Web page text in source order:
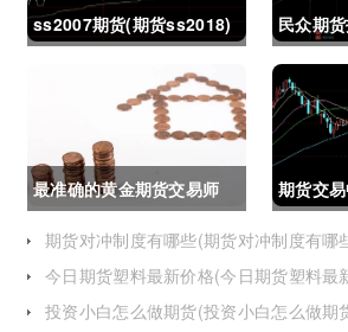
ss2007期货(期货ss2018)
民众期
么了)
最准确的黄金期货交易师
(最准确的黄金期货交易师
是谁)
期货交
(期货交
寸交易)
期货对冲制度有哪些(期货对冲制度有哪
今日期货塑料最新价格(今日期货塑料最
投资小白怎么做期货(投资小白怎么做期